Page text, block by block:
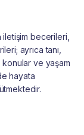
becerileri,
ayrıca tanı,
ve yaşam
hayata